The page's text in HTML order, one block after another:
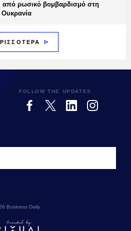
από ρωσικό βομβαρδισμό στη
Ουκρανία
FOLLOW THE UPDATES
Business Daily